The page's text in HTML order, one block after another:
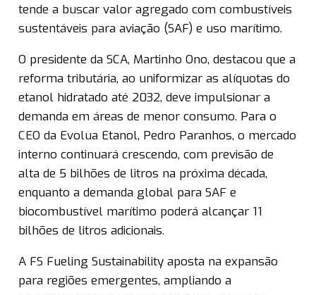
tende a buscar valor agregado com combustíveis
sustentáveis para aviação (SAF) e uso marítimo.
O presidente da SCA, Martinho Ono, destacou que a
reforma tributária, ao uniformizar as alíquotas do
etanol hidratado até 2032, deve impulsionar a
demanda em áreas de menor consumo. Para o
CEO da Evolua Etanol, Pedro Paranhos, o mercado
interno continuará crescendo, com previsão de
alta de 5 bilhões de litros na próxima década,
enquanto a demanda global para SAF e
biocombustível marítimo poderá alcançar 11
bilhões de litros adicionais.
A FS Fueling Sustainability aposta na expansão
para regiões emergentes, ampliando a